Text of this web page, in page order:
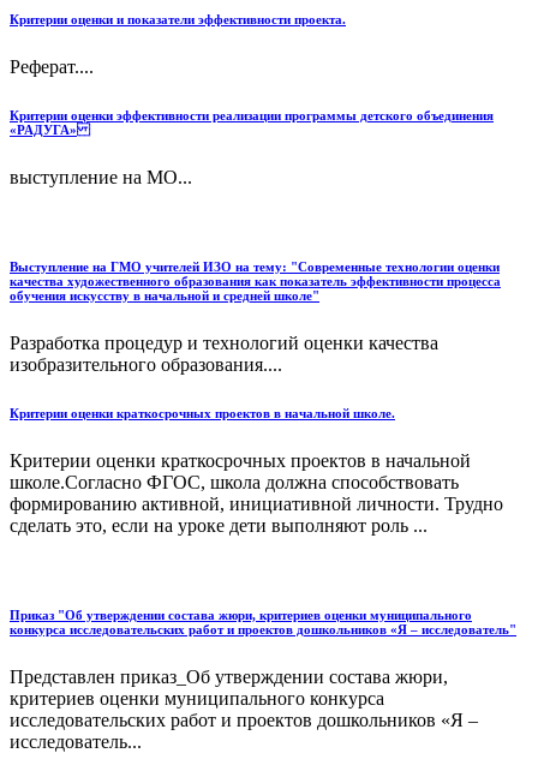
Критерии оценки и показатели эффективности проекта.
Реферат....
Критерии оценки эффективности реализации программы детского объединения
«РАДУГА»
выступление на МО...
Выступление на ГМО учителей ИЗО на тему: "Современные технологии оценки
качества художественного образования как показатель эффективности процесса
обучения искусству в начальной и средней школе"
Разработка процедур и технологий оценки качества
изобразительного образования....
Критерии оценки краткосрочных проектов в начальной школе.
Критерии оценки краткосрочных проектов в начальной
школе.Согласно ФГОС, школа должна способствовать
формированию активной, инициативной личности. Трудно
сделать это, если на уроке дети выполняют роль ...
Приказ "Об утверждении состава жюри, критериев оценки муниципального
конкурса исследовательских работ и проектов дошкольников «Я – исследователь"
Представлен приказ_Об утверждении состава жюри,
критериев оценки муниципального конкурса
исследовательских работ и проектов дошкольников «Я –
исследователь...